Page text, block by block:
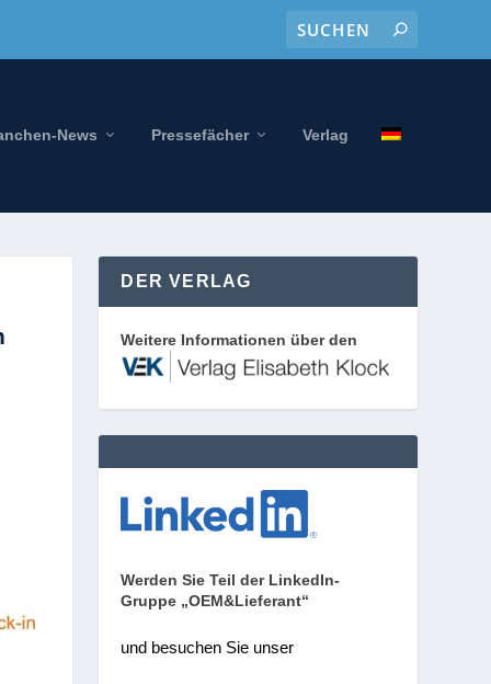
News Pressefächer Verlag
DER VERLAG
Weitere Informationen über den
Werden Sie Teil der LinkedIn-
Gruppe „OEM&Lieferant“
und besuchen Sie unser